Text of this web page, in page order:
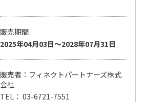
販売期間
2025年04月03日～2028年07月31日
販売者：フィネクトパートナーズ株式
会社
TEL： 03-6721-7551